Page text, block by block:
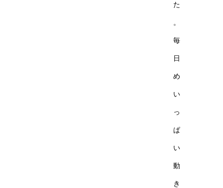
た
。
毎
日
め
い
っ
ぱ
い
動
き